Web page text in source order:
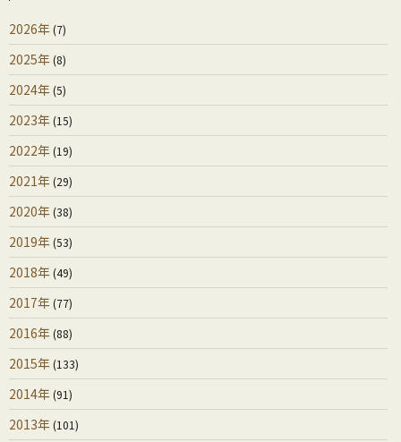
2026年(7)
2025年(8)
2024年(5)
2023年(15)
2022年(19)
2021年(29)
2020年(38)
2019年(53)
2018年(49)
2017年(77)
2016年(88)
2015年(133)
2014年(91)
2013年(101)